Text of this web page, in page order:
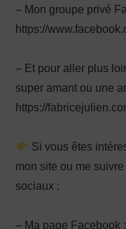
– Mon groupe privé
https://
– Et pour aller plus
super amant ou une
https://
Si vous êtes
mon site ou me
sociaux :
– Ma page Facebook :